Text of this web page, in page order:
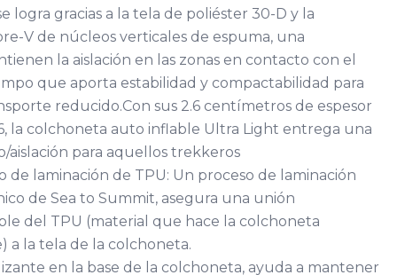
logra gracias a la tela de poliéster 30-D y la
V de núcleos verticales de espuma, una
la aislación en las zonas en contacto con el
que aporta estabilidad y compactabilidad para
reducido.Con sus 2.6 centímetros de espesor
la colchoneta auto inflable Ultra Light entrega una
aislación para aquellos trekkeros
de laminación de TPU: Un proceso de laminación
de Sea to Summit, asegura una unión
del TPU (material que hace la colchoneta
a la tela de la colchoneta.
en la base de la colchoneta, ayuda a mantener